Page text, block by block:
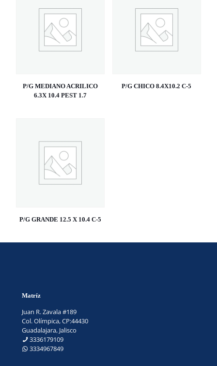
P/G MEDIANO ACRILICO
6.3X 10.4 PEST 1.7
P/G CHICO 8.4X10.2 C-5
P/G GRANDE 12.5 X 10.4 C-5
Matríz
Juan R. Zavala #189
Col. Olímpica, CP:44430
Guadalajara, Jalisco
3336179109
3334967849